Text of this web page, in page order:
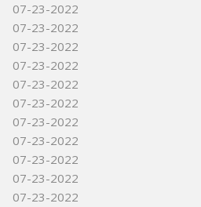
07-23-2022
07-23-2022
07-23-2022
07-23-2022
07-23-2022
07-23-2022
07-23-2022
07-23-2022
07-23-2022
07-23-2022
07-23-2022